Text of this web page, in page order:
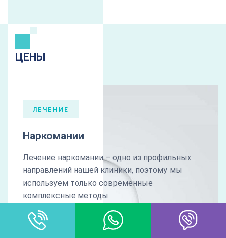
ЦЕНЫ
ЛЕЧЕНИЕ
Наркомании
Лечение наркомании – одно из профильных
направлений нашей клиники, поэтому мы
используем только современные
комплексные методы.
комплексная диагностика
медикаментозная коррекция
психокоррекционная терапия